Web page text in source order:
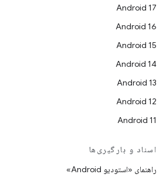
Android 17
Android 16
Android 15
Android 14
Android 13
Android 12
Android 11
اسناد و بارگیری‌ها
راهنمای «استودیو Android»